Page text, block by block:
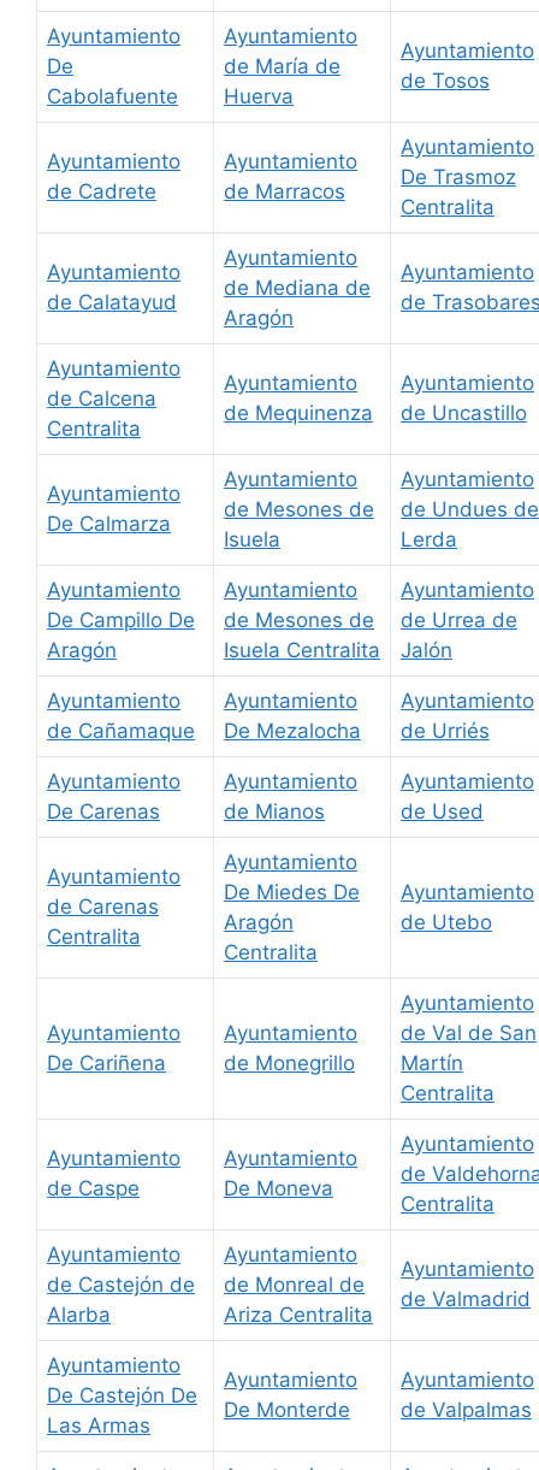
Ayuntamiento
De
Cabolafuente
Ayuntamiento
de María de
Huerva
Ayuntamiento
de Tosos
Ayuntamiento
de Cadrete
Ayuntamiento
de Marracos
Ayuntamiento
De Trasmoz
Centralita
Ayuntamiento
de Calatayud
Ayuntamiento
de Mediana de
Aragón
Ayuntamiento
de
Ayuntamiento
de Calcena
Centralita
Ayuntamiento
de Mequinenza
Ayuntamiento
de Uncastillo
Ayuntamiento
De Calmarza
Ayuntamiento
de Mesones de
Isuela
Ayuntamiento
de Undues de
Lerda
Ayuntamiento
De Campillo De
Aragón
Ayuntamiento
de Mesones de
Isuela Centralita
Ayuntamiento
de Urrea de
Jalón
Ayuntamiento
de Cañamaque
Ayuntamiento
De Mezalocha
Ayuntamiento
de Urriés
Ayuntamiento
De Carenas
Ayuntamiento
de Mianos
Ayuntamiento
de Used
Ayuntamiento
de Carenas
Centralita
Ayuntamiento
De Miedes De
Aragón
Centralita
Ayuntamiento
de Utebo
Ayuntamiento
De Cariñena
Ayuntamiento
de Monegrillo
Ayuntamiento
de Val de San
Martín
Centralita
Ayuntamiento
de Caspe
Ayuntamiento
De Moneva
Ayuntamiento
de
Centralita
Ayuntamiento
de Castejón de
Alarba
Ayuntamiento
de Monreal de
Ariza Centralita
Ayuntamiento
de Valmadrid
Ayuntamiento
De Castejón De
Las Armas
Ayuntamiento
De Monterde
Ayuntamiento
de Valpalmas